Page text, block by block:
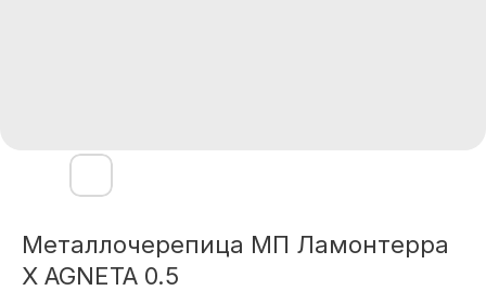
Металлочерепица МП Ламонтерра
X AGNETA 0.5